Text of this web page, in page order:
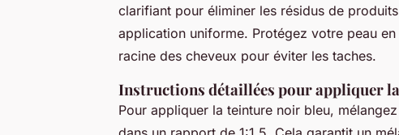
clarifiant pour éliminer les résidus de
application uniforme. Protégez votre peau
racine des cheveux pour éviter les taches.
Instructions détaillées pour appliquer
Pour appliquer la teinture noir bleu,